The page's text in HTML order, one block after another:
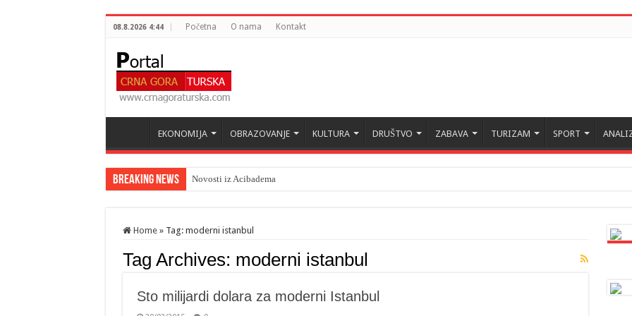
08.8.2026 4:44 Početna O nama Kontakt
EKONOMIJA OBRAZOVANJE KULTURA DRUŠTVO ZABAVA TURIZAM SPORT
Breaking News Novosti iz Acibadema
Home » Tag: moderni istanbul
Tag Archives: moderni istanbul
Sto milijardi dolara za moderni Istanbul